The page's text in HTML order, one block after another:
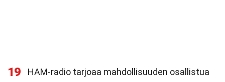
19
HAM-radio tarjoaa mahdollisuuden osallistua